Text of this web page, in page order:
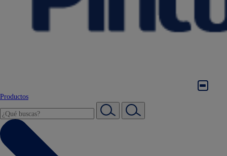
Productos